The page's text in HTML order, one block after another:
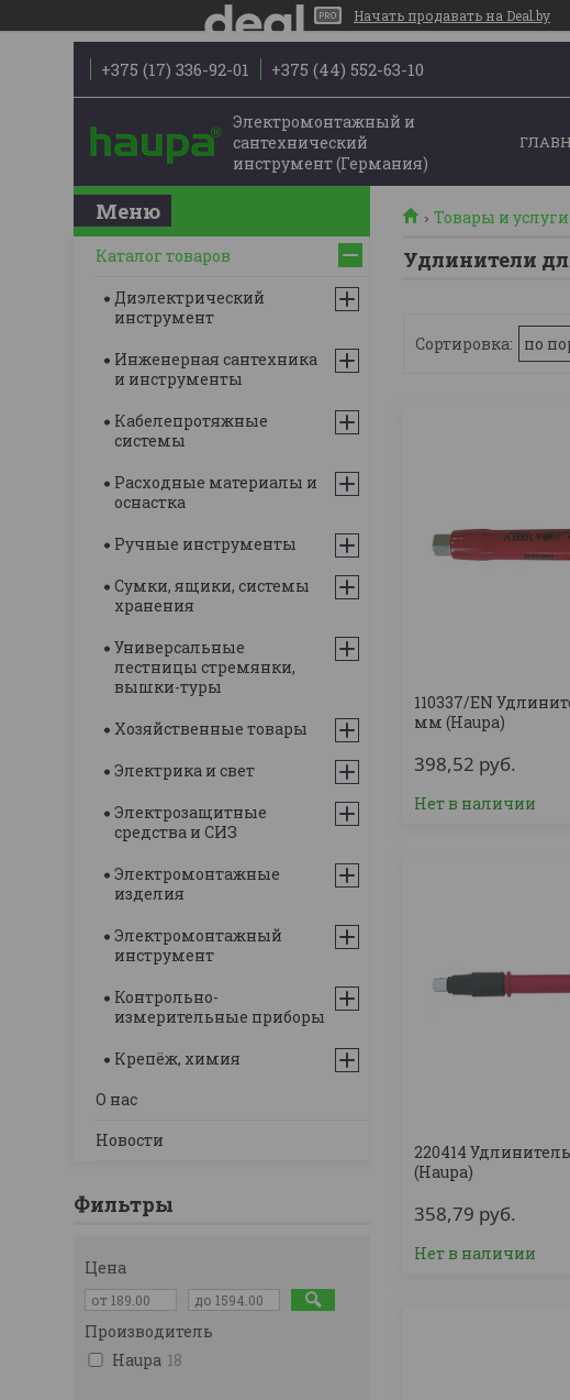
Начать продавать на Deal.by
+375 (17) 336-92-01 +375 (44) 552-63-10
Электромонтажный и
сантехнический
инструмент (Германия)
Товары и услуги
Удлинители
110337/EN
мм (Haupa)
398,52 руб.
Нет в наличии
220414
(Haupa)
358,79 руб.
Нет в наличии
Каталог товаров
Диэлектрический
инструмент
Инженерная сантехника
и инструменты
Кабелепротяжные
системы
Расходные материалы и
оснастка
Ручные инструменты
Сумки, ящики, системы
хранения
Универсальные
лестницы стремянки,
вышки-туры
Хозяйственные товары
Электрика и свет
Электрозащитные
средства и СИЗ
Электромонтажные
изделия
Электромонтажный
инструмент
Контрольно-
измерительные приборы
Крепёж, химия
О нас
Новости
Фильтры
Цена
Производитель
Haupa 18